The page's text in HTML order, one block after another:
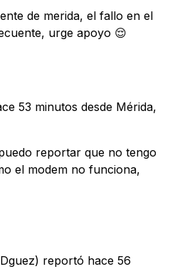
de merida, el fallo en el
urge apoyo 😌
53 minutos desde Mérida,
reportar que no tengo
el modem no funciona,
reportó hace 56